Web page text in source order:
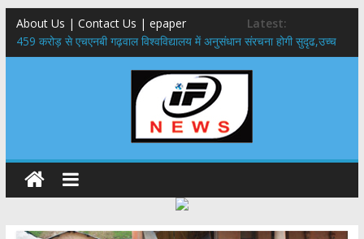
About Us | Contact Us | epaper
Latest:
459 करोड़ से एचएनबी गढ़वाल विश्वविद्यालय में अनुसंधान संरचना होगी सुदृढ,उच्च
शिक्षा मंत्री धन सिंह रावत ने नवनियुक्त केन्द्रीय शिक्षा मंत्री से की मुलाकात
राष्ट्रीय हथकरघा दिवस पर मुख्यमंत्री धामी ने उत्कृष्ट बुनकरों और हस्तशिल्प
​धामी कैबिनेट का बड़ा फैसला: पशुपालकों को 60% तक सब्सिडी, गंगा एक्सप्रेसवे का
​हरिद्वार से वीरभद्र (ऋषिकेश) तक निकली BJYM की भव्य कांवड़ यात्रा; तेजस्वी
सूर्या ने की देश व प्रदेशवासियों के कल्याण की कामना
24×7 अलर्ट मोड में रहें अधिकारी-मुख्य सचिव मानसून-एसईओसी से मुख्य सचिव ने
की विस्तृत समीक्षा कहा-बंद सड़कों को शीघ्र खोला जाए, लोगों को न हो दिक्कत